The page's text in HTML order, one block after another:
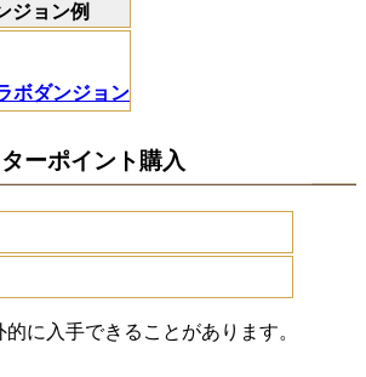
ジョン例
ボダンジョン
ーポイント購入
に入手できることがあります。